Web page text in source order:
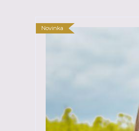
Novinka